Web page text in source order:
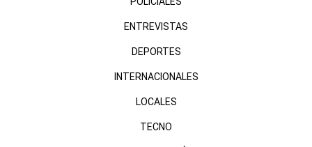
ENTREVISTAS
DEPORTES
INTERNACIONALES
LOCALES
TECNO